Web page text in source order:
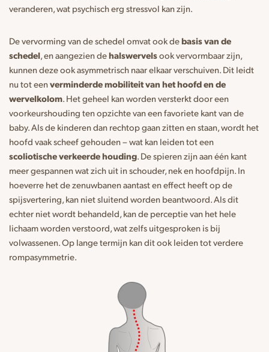
veranderen, wat psychisch erg stressvol kan zijn.
De vervorming van de schedel omvat ook debasis van de
schedel, en aangezien dehalswervelsook vervormbaar zijn,
kunnen deze ook asymmetrisch naar elkaar verschuiven. Dit leidt
nu tot eenverminderde mobiliteit van het hoofd en de
wervelkolom. Het geheel kan worden versterkt door een
voorkeurshouding ten opzichte van een favoriete kant van de
baby. Als de kinderen dan rechtop gaan zitten en staan, wordt het
hoofd vaak scheef gehouden – wat kan leiden tot een
scoliotische verkeerde houding. De spieren zijn aan één kant
meer gespannen wat zich uit in schouder, nek en hoofdpijn. In
hoeverre het de zenuwbanen aantast en effect heeft op de
spijsvertering, kan niet sluitend worden beantwoord. Als dit
echter niet wordt behandeld, kan de perceptie van het hele
lichaam worden verstoord, wat zelfs uitgesproken is bij
volwassenen. Op lange termijn kan dit ook leiden tot verdere
rompasymmetrie.